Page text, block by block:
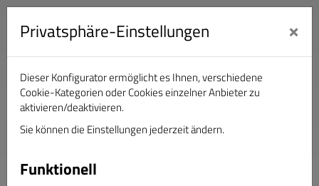
Verband Deutscher Sportjournalisten e.V.
Privatsphäre-Einstellungen ×
Dieser Konfigurator ermöglicht es Ihnen, verschiedene
Cookie-Kategorien oder Cookies einzelner Anbieter zu
aktivieren/deaktivieren.
Sie können die Einstellungen jederzeit ändern.
Funktionell